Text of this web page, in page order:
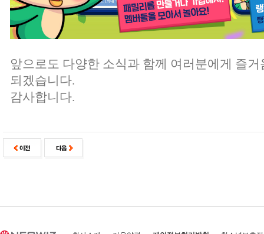
앞으로도 다양한 소식과 함께 여러분에게 즐
되겠습니다.
감사합니다.